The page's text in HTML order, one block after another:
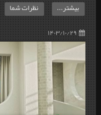
۱۴۰۳/۱۰/۲۹
بیشتر... نظرات شما